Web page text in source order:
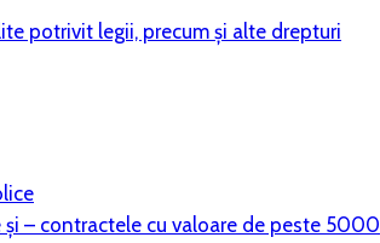
potrivit legii, precum şi alte drepturi
– contractele cu valoare de peste 5000